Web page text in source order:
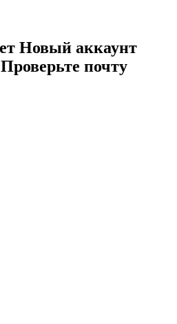
Новый аккаунт
Проверьте почту